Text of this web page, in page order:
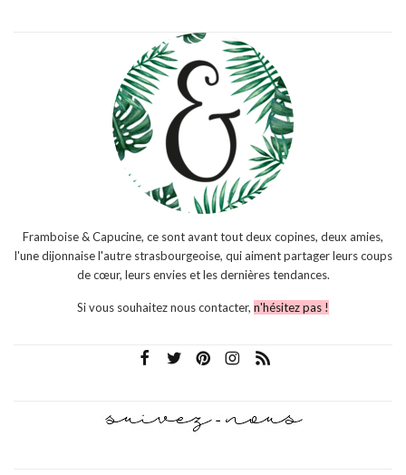
Framboise & Capucine, ce sont avant tout deux copines, deux amies,
l'une dijonnaise l'autre strasbourgeoise, qui aiment partager leurs coups
de cœur, leurs envies et les dernières tendances.
Si vous souhaitez nous contacter, n'hésitez pas !